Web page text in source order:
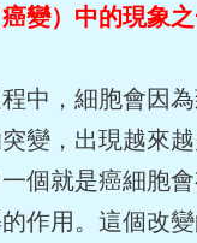
變）中的現象
中，細胞會因
變，出現越來
個就是癌細胞會
作用。這個改